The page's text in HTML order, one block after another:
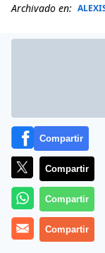
Archivado en:
Son los suyos,
Compartir
Compartir
Compartir
Compartir